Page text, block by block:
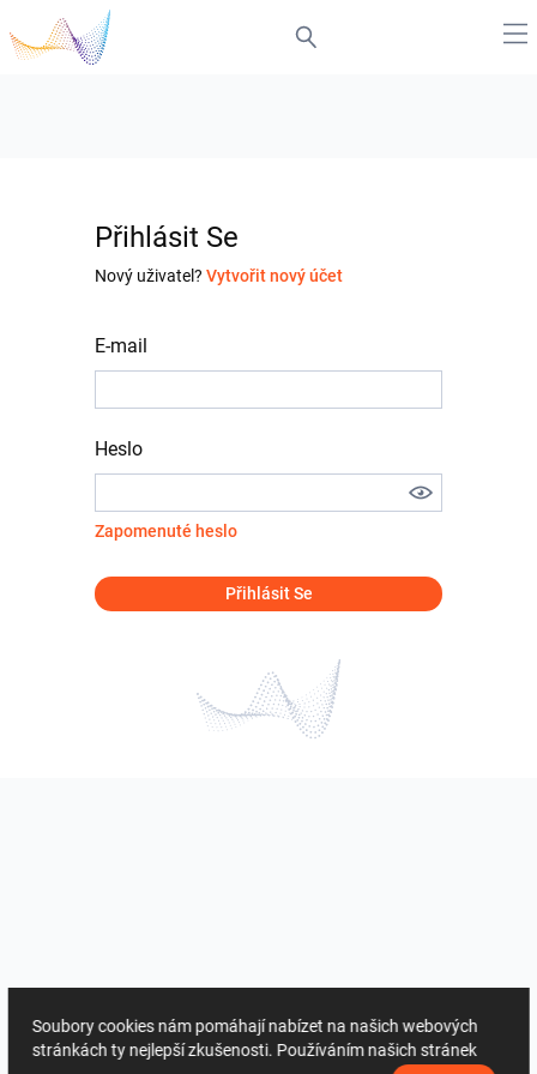
Přihlásit Se
Nový uživatel? Vytvořit nový účet
E-mail
Heslo
Zapomenuté heslo
Přihlásit Se
Soubory cookies nám pomáhají nabízet na našich webových
stránkách ty nejlepší zkušenosti. Používáním našich stránek